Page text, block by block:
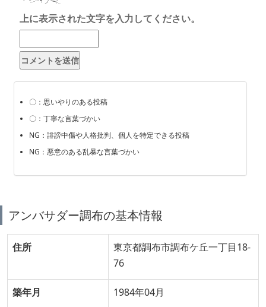
上に表示された文字を入力してください。
〇：思いやりのある投稿
〇：丁寧な言葉づかい
NG：誹謗中傷や人格批判、個人を特定できる投稿
NG：悪意のある乱暴な言葉づかい
アンバサダー調布の基本情報
住所
東京都調布市調布ケ丘一丁目18-
76
築年月 1984年04月